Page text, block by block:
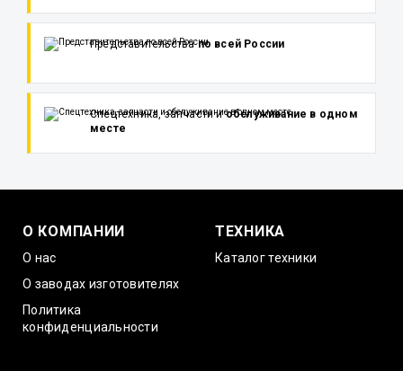
Представительствапо всей России
Спецтехника, запчасти иобслуживание в одном
месте
О КОМПАНИИ
О нас
О заводах изготовителях
Политика
конфиденциальности
ТЕХНИКА
Каталог техники